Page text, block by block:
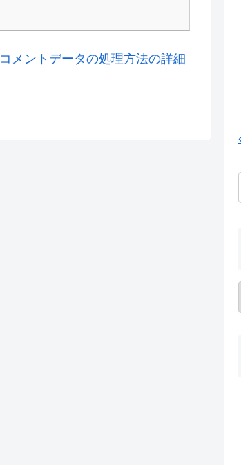
コメントデータの処理方法の詳細